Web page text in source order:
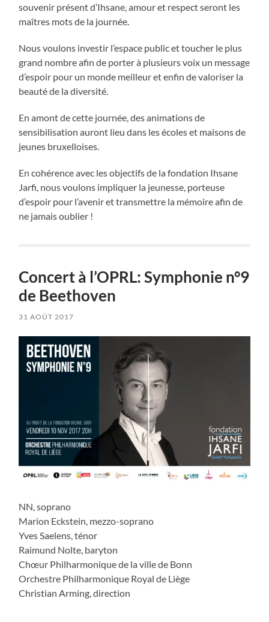
souvenir présent d’Ihsane, amour et respect seront les
maîtres mots de la journée.
Nous voulons investir l’espace public et toucher le plus
grand nombre afin de porter à plusieurs voix un message
d’espoir pour un monde meilleur et enfin de valoriser la
beauté de la diversité.
En amont de cette journée, des animations de
sensibilisation auront lieu dans les écoles et maisons de
jeunes bruxelloises.
En cohérence avec les objectifs de la fondation Ihsane
Jarfi, nous voulons impliquer la jeunesse, porteuse
d’espoir pour l’avenir et transmettre la mémoire afin de
ne jamais oublier !
Concert à l’OPRL: Symphonie n°9
de Beethoven
31 AOÛT 2017
NN, soprano
Marion Eckstein, mezzo-soprano
Yves Saelens, ténor
Raimund Nolte, baryton
Chœur Philharmonique de la ville de Bonn
Orchestre Philharmonique Royal de Liège
Christian Arming, direction